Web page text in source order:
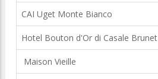
CAI Uget Monte Bianco
Hotel Bouton d'Or di Casale Brunet
Maison Vieille